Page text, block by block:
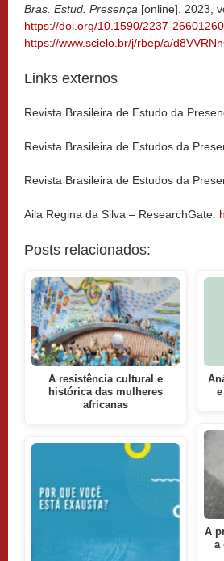
Bras. Estud. Presença [online]. 2023,
https://doi.org/10.1590/2237-
https://www.scielo.br/j/rbep/a/
Links externos
Revista Brasileira de Estudo da
Revista Brasileira de Estudos da
Revista Brasileira de Estudos da
Aila Regina da Silva – ResearchGate:
Posts relacionados:
A resistência cultural e
histórica das mulheres
africanas
A
a